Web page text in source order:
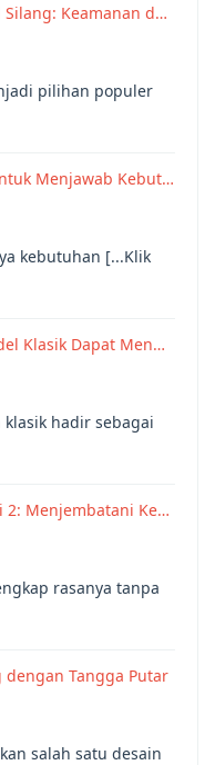
Silang: Keamanan d…
pilihan populer
Menjawab Kebut…
kebutuhan [...Klik
Klasik Dapat Men…
hadir sebagai
2: Menjembatani Ke…
rasanya tanpa
Tangga Putar
salah satu desain